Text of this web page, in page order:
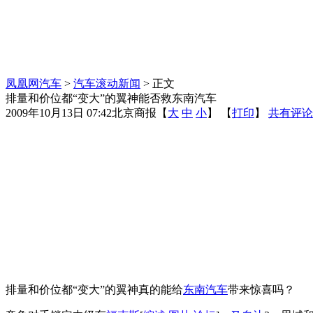
凤凰网汽车 > 汽车滚动新闻 > 正文
排量和价位都“变大”的翼神能否救东南汽车
2009年10月13日 07:42北京商报 【 大 中 小】 【打印 】 共有评论
排量和价位都“变大”的翼神真的能给东南汽车带来惊喜吗？